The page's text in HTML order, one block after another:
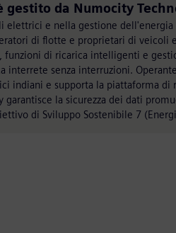
gestito da Numocity
e nella gestione dell'energia
di flotte e proprietari di
funzioni di ricarica intelligenti e
interrete senza interruzioni.
indiani e supporta la piattaforma
garantisce la sicurezza dei dati
di Sviluppo Sostenibile 7